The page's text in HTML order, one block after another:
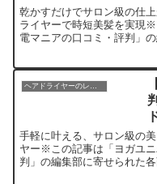
乾かすだけでサロン級の仕
ライヤーで時短美髪を実現
電マニアの口コミ・評判」
手軽に叶える、サロン級の
ヤー※この記事は「ヨガユ
判」の編集部に寄せられた